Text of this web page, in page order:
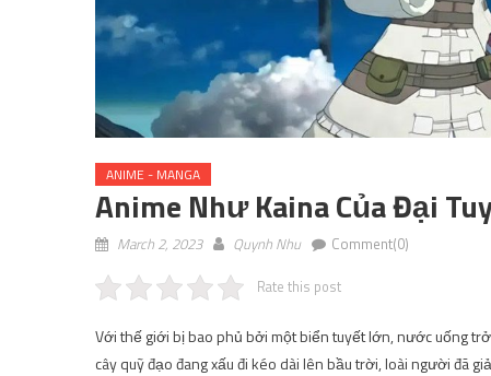
ANIME - MANGA
Anime Như Kaina Của Đại
March 2, 2023 Quynh Nhu Comment(0)
Rate this post
Với thế giới bị bao phủ bởi một biển tuyết lớn, nước uống
cây quỹ đạo đang xấu đi kéo dài lên bầu trời, loài người đã